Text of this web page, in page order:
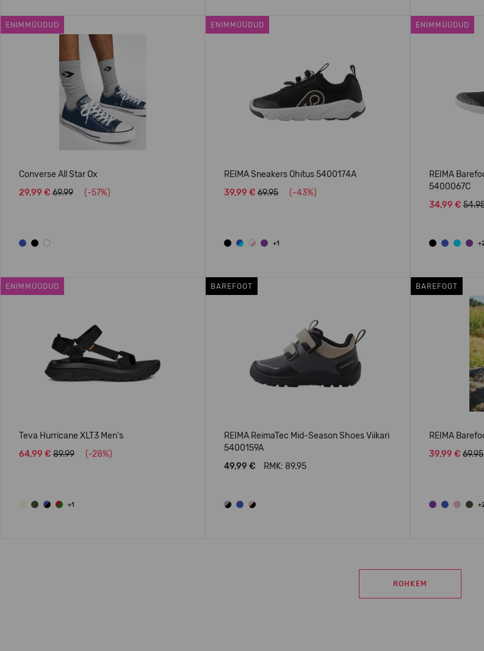
ENIMMÜÜDUD
Converse All Star Ox
29,99 € 69.99 (-57%)
ENIMMÜÜDUD
REIMA Sneakers Ohitus 5400174A
39,99 € 69.95 (-43%)
+1
ENIMMÜÜDUD
REIMA
5400067C
34,99 €
ENIMMÜÜDUD
Teva Hurricane XLT3 Men's
64,99 € 89.99 (-28%)
+1
BAREFOOT
REIMA ReimaTec Mid-Season Shoes Viikari
5400159A
49,99 €
RMK: 89.95
BAREFOOT
REIMA
39,99 € 69.95
ROHKEM